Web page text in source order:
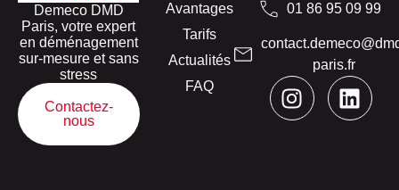
Demeco DMD
Paris, votre expert
en déménagement
sur-mesure et sans
stress
Contactez-
nous
01 86 95 09 99
paris.fr
Avantages
Tarifs
Actualités
FAQ